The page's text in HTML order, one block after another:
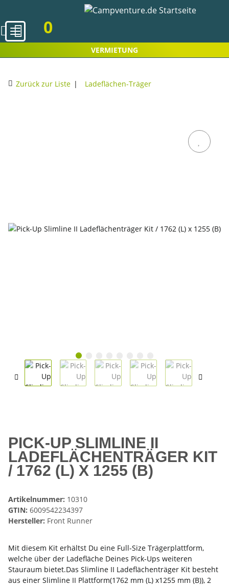
0
VERMIETUNG
Zurück zur Liste Ladeflächen-Träger
PICK-UP SLIMLINE II
LADEFLÄCHENTRÄGER KIT
/ 1762 (L) X 1255 (B)
Artikelnummer: 10310
GTIN: 6009542234397
Hersteller: Front Runner
Mit diesem Kit erhältst Du eine Full-Size Trägerplattform,
welche über der Ladefläche Deines Pick-Ups weiteren
Stauraum bietet.Das Slimline II Ladeflächenträger Kit besteht
aus einer Slimline II Plattform(1762 mm (L) x1255 mm (B)), 2